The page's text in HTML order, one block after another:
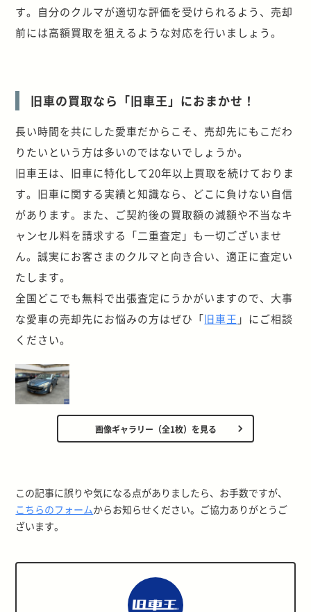
す。自分のクルマが適切な評価を受けられるよう、売却
前には高額買取を狙えるような対応を行いましょう。
旧車の買取なら「旧車王」におまかせ！
長い時間を共にした愛車だからこそ、売却先にもこだわ
りたいという方は多いのではないでしょうか。
旧車王は、旧車に特化して20年以上買取を続けておりま
す。旧車に関する実績と知識なら、どこに負けない自信
があります。また、ご契約後の買取額の減額や不当なキ
ャンセル料を請求する「二重査定」も一切ございませ
ん。誠実にお客さまのクルマと向き合い、適正に査定い
たします。
全国どこでも無料で出張査定にうかがいますので、大事
な愛車の売却先にお悩みの方はぜひ「旧車王 」にご相談
ください。
画像ギャラリー（全1枚）を見る
この記事に誤りや気になる点がありましたら、お手数ですが、
こちらのフォームからお知らせください。ご協力ありがとうご
ざいます。